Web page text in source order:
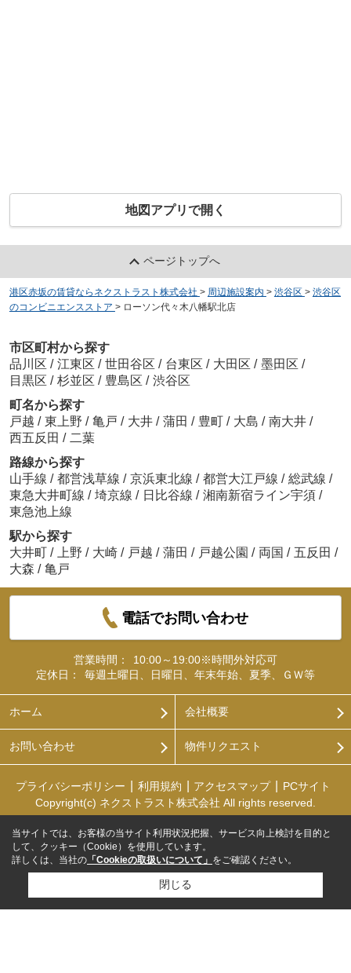
地図アプリで開く
ページトップへ
港区赤坂の賃貸ならネクストラスト株式会社 > 周辺施設案内 > 渋谷区 > 渋谷区
のコンビニエンスストア > ローソン代々木八幡駅北店
市区町村から探す
品川区 / 江東区 / 世田谷区 / 台東区 / 大田区 / 墨田区 /
目黒区 / 杉並区 / 豊島区 / 渋谷区
町名から探す
戸越 / 東上野 / 亀戸 / 大井 / 蒲田 / 豊町 / 大島 / 南大井 /
西五反田 / 二葉
路線から探す
山手線 / 都営浅草線 / 京浜東北線 / 都営大江戸線 / 総武線 /
東急大井町線 / 埼京線 / 日比谷線 / 湘南新宿ライン宇須 /
東急池上線
駅から探す
大井町 / 上野 / 大崎 / 戸越 / 蒲田 / 戸越公園 / 両国 / 五反田 /
大森 / 亀戸
電話でお問い合わせ
営業時間：
10:00～19:00※時間外対応可
定休日：
毎週土曜日、日曜日、年末年始、夏季、ＧＷ等
ホーム 会社概要
お問い合わせ 物件リクエスト
プライバシーポリシー 利用規約 アクセスマップ
PCサイト
Copyright(c) ネクストラスト株式会社 All rights reserved.
当サイトでは、お客様の当サイト利用状況把握、サービス向上検討を目的と
して、クッキー（Cookie）を使用しています。
詳しくは、当社の 「Cookieの取扱いについて」 をご確認ください。
閉じる